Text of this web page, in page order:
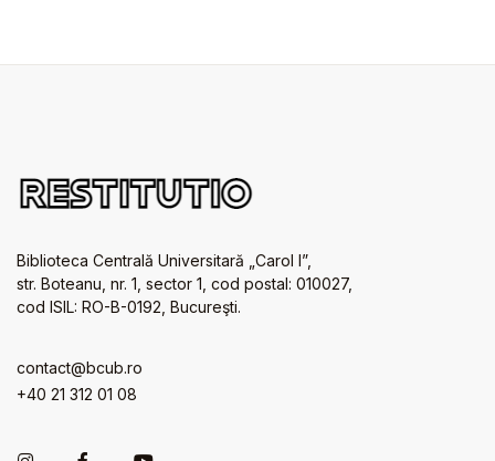
Biblioteca Centrală Universitară „Carol I”,
str. Boteanu, nr. 1, sector 1, cod postal: 010027,
cod ISIL: RO-B-0192, Bucureşti.
contact@bcub.ro
+40 21 312 01 08